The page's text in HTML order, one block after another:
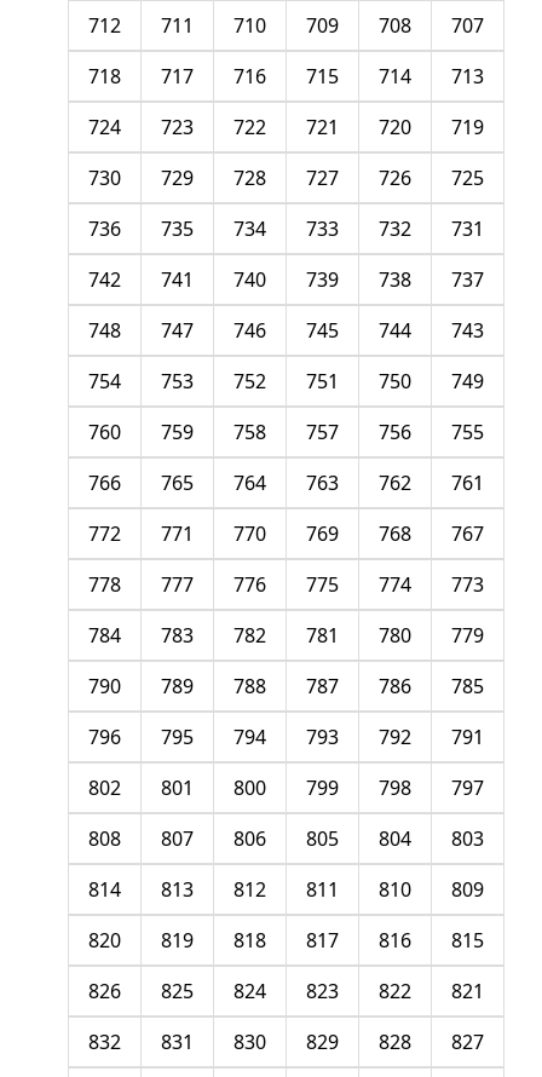
707
708
709
710
711
712
713
714
715
716
717
718
719
720
721
722
723
724
725
726
727
728
729
730
731
732
733
734
735
736
737
738
739
740
741
742
743
744
745
746
747
748
749
750
751
752
753
754
755
756
757
758
759
760
761
762
763
764
765
766
767
768
769
770
771
772
773
774
775
776
777
778
779
780
781
782
783
784
785
786
787
788
789
790
791
792
793
794
795
796
797
798
799
800
801
802
803
804
805
806
807
808
809
810
811
812
813
814
815
816
817
818
819
820
821
822
823
824
825
826
827
828
829
830
831
832